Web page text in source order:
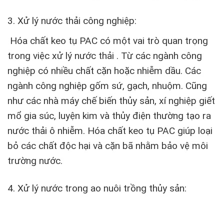
3. Xử lý nước thải công nghiệp:
Hóa chất keo tụ PAC có một vai trò quan trọng
trong việc xử lý nước thải . Từ các ngành công
nghiệp có nhiều chất cặn hoặc nhiễm dầu. Các
ngành công nghiệp gốm sứ, gạch, nhuộm. Cũng
như các nhà máy chế biến thủy sản, xí nghiệp giết
mổ gia súc, luyện kim và thủy điện thường tạo ra
nước thải ô nhiễm. Hóa chất keo tụ PAC giúp loại
bỏ các chất độc hại và cặn bã nhằm bảo vệ môi
trường nước.
4. Xử lý nước trong ao nuôi trồng thủy sản: